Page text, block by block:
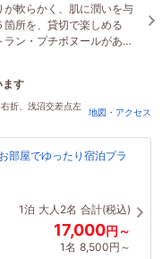
が軟らかく、肌に潤いを与
箇所を、貸切で楽しめる
ン・プチボヌールがあ
けます。全部屋有線無線
ます
た
折、浅沼交差点左
地図・アクセス
部屋でゆったり宿泊プラ
1泊 大人2名 合計(税込)
17,000円～
1名 8,500円～